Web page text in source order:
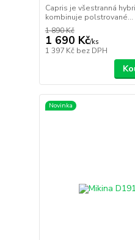
Capris je všestranná
kombinuje polstrované...
1 890 Kč
1 690 Kč/ks
1 397 Kč bez DPH
Novinka